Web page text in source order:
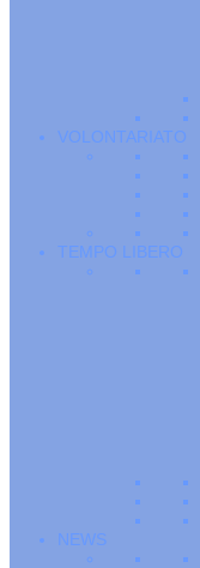
VOLONTARIATO
TEMPO LIBERO
NEWS